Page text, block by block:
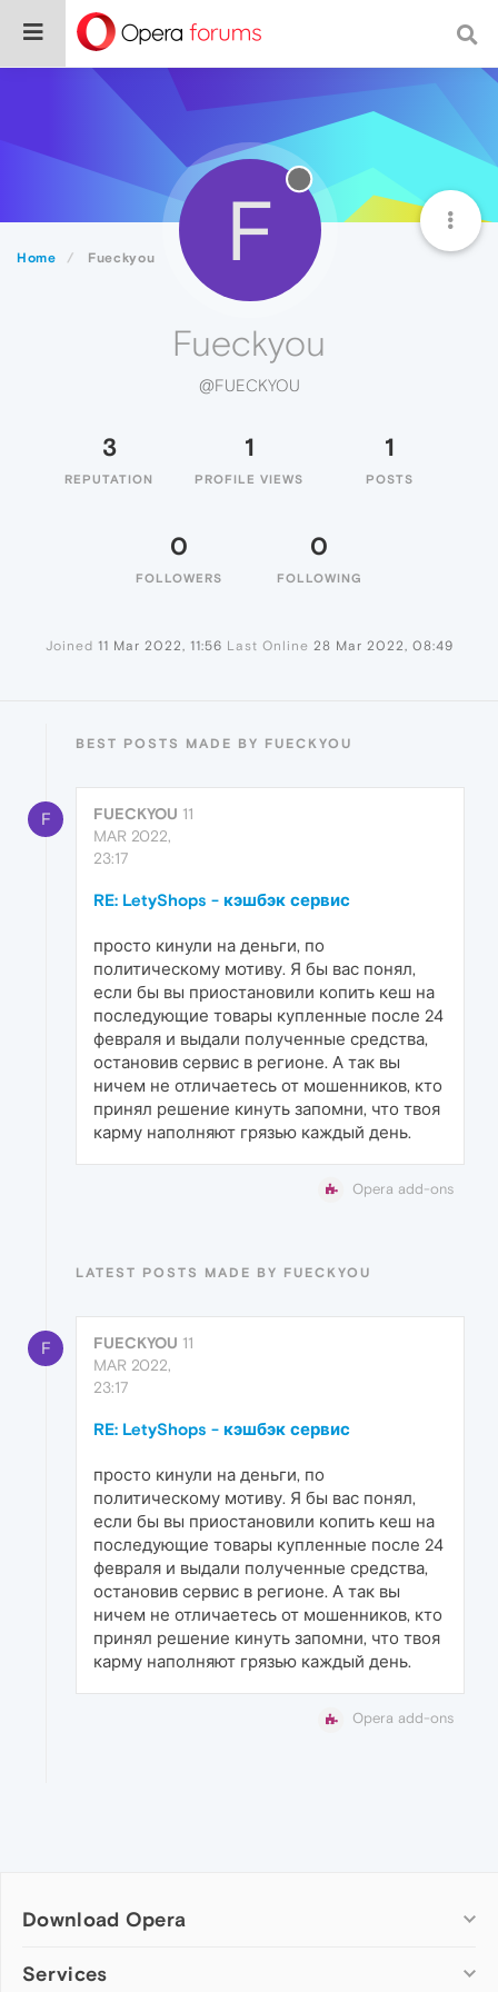
Home Fueckyou F
Fueckyou
@FUECKYOU
3
REPUTATION
1
PROFILE VIEWS
1
POSTS
0
FOLLOWERS
0
FOLLOWING
Joined 11 Mar 2022, 11:56 Last Online 28 Mar 2022, 08:49
BEST POSTS MADE BY FUECKYOU
F FUECKYOU 11
MAR 2022,
23:17
RE: LetyShops - кэшбэк сервис
просто кинули на деньги, по
политическому мотиву. Я бы вас понял,
если бы вы приостановили копить кеш на
последующие товары купленные после 24
февраля и выдали полученные средства,
остановив сервис в регионе. А так вы
ничем не отличаетесь от мошенников, кто
принял решение кинуть запомни, что твоя
карму наполняют грязью каждый день.
Opera add-ons
LATEST POSTS MADE BY FUECKYOU
F FUECKYOU 11
MAR 2022,
23:17
RE: LetyShops - кэшбэк сервис
просто кинули на деньги, по
политическому мотиву. Я бы вас понял,
если бы вы приостановили копить кеш на
последующие товары купленные после 24
февраля и выдали полученные средства,
остановив сервис в регионе. А так вы
ничем не отличаетесь от мошенников, кто
принял решение кинуть запомни, что твоя
карму наполняют грязью каждый день.
Opera add-ons
Download Opera
Computer browsers
Services